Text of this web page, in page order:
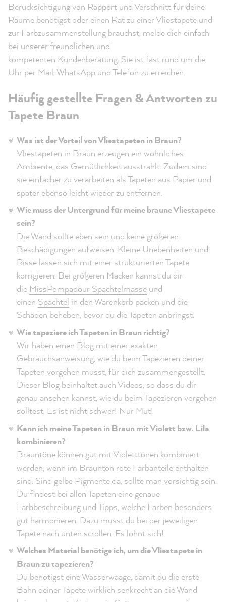
Berücksichtigung von Rapport und Verschnitt für deine
Räume benötigst oder einen Rat zu einer Vliestapete und
zur Farbzusammenstellung brauchst, melde dich einfach
bei unserer freundlichen und
kompetenten Kundenberatung. Sie ist fast rund um die
Uhr per Mail, WhatsApp und Telefon zu erreichen.
Häufig gestellte Fragen & Antworten zu
Tapete Braun
Was ist der Vorteil von Vliestapeten in Braun?
Vliestapeten in Braun erzeugen ein wohnliches
Ambiente, das Gemütlichkeit ausstrahlt. Zudem sind
sie einfacher zu verarbeiten als Tapeten aus Papier und
später ebenso leicht wieder zu entfernen.
Wie muss der Untergrund für meine braune Vliestapete
sein?
Die Wand sollte eben sein und keine größeren
Beschädigungen aufweisen. Kleine Unebenheiten und
Risse lassen sich mit einer strukturierten Tapete
korrigieren. Bei größeren Macken kannst du dir
die MissPompadour Spachtelmasse und
einen Spachtel in den Warenkorb packen und die
Schäden beheben, bevor du die Tapeten anbringst.
Wie tapeziere ich Tapeten in Braun richtig?
Wir haben einen Blog mit einer exakten
Gebrauchsanweisung, wie du beim Tapezieren deiner
Tapeten vorgehen musst, für dich zusammengestellt.
Dieser Blog beinhaltet auch Videos, so dass du dir
genau ansehen kannst, wie du beim Tapezieren vorgehen
solltest. Es ist nicht schwer! Nur Mut!
Kann ich meine Tapeten in Braun mit Violett bzw. Lila
kombinieren?
Brauntöne können gut mit Violetttönen kombiniert
werden, wenn im Braunton rote Farbanteile enthalten
sind. Sind gelbe Pigmente da, sollte man vorsichtig sein.
Du findest bei allen Tapeten eine genaue
Farbbeschreibung und Tipps, welche Farben besonders
gut harmonieren. Dazu musst du bei der jeweiligen
Tapete nach unten scrollen. Es lohnt sich!
Welches Material benötige ich, um die Vliestapete in
Braun zu tapezieren?
Du benötigst eine Wasserwaage, damit du die erste
Bahn deiner Tapete wirklich senkrecht an die Wand